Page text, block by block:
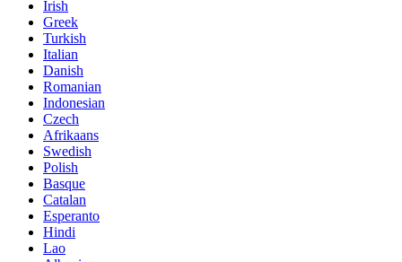
Irish
Greek
Turkish
Italian
Danish
Romanian
Indonesian
Czech
Afrikaans
Swedish
Polish
Basque
Catalan
Esperanto
Hindi
Lao